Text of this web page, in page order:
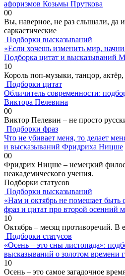
афоризмов Козьмы Пруткова
00
Вы, наверное, не раз слышали, да
саркастические
Подборки высказываний
«Если хочешь изменить мир, начни
Подборка цитат и высказываний
10
Король поп-музыки, танцор,
Подборки цитат
Обличитель современности:
Виктора Пелевина
00
Виктор Пелевин – не просто
Подборки фраз
Что не убивает меня, то делает
и высказываний Фридриха Ницше
00
Фридрих Ницше – немецкий
неакадемического учения.
Подборки статусов
Подборки высказываний
«Нам и октябрь не помешает
фраз и цитат про второй осенний
10
Октябрь – месяц противоречий. В
Подборки статусов
«Осень – это сны листопада»:
высказываний о золотом времени
10
Осень – это самое загадочное